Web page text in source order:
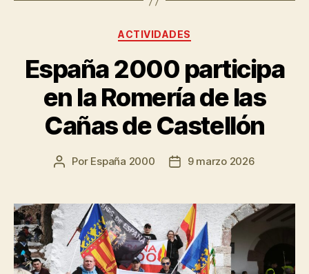
ACTIVIDADES
España 2000 participa
en la Romería de las
Cañas de Castellón
Por España 2000 9 marzo 2026